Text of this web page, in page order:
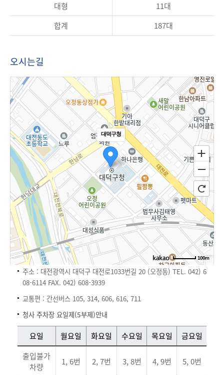
대형
11대
합계
187대
오시는길
대덕구청
100m
주소 : 대전광역시 대덕구 대전로1033번길 20 (오정동) TEL. 042) 6
08-6114 FAX. 042) 608-3939
교통편 : 간선버스 105, 314, 606, 616, 711
청사 주차장 요일제(5부제)안내
요일 월요일 화요일 수요일 목요일
금요일
출입불가
차량
1, 6번 2, 7번 3, 8번 4, 9번 5, 0번